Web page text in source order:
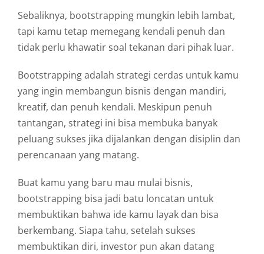
Sebaliknya, bootstrapping mungkin lebih lambat,
tapi kamu tetap memegang kendali penuh dan
tidak perlu khawatir soal tekanan dari pihak luar.
Bootstrappingadalah strategi cerdas untuk kamu
yang ingin membangun bisnis dengan mandiri,
kreatif, dan penuh kendali. Meskipun penuh
tantangan, strategi ini bisa membuka banyak
peluang sukses jika dijalankan dengan disiplin dan
perencanaan yang matang.
Buat kamu yang baru mau mulai bisnis,
bootstrapping bisa jadi batu loncatan untuk
membuktikan bahwa ide kamu layak dan bisa
berkembang. Siapa tahu, setelah sukses
membuktikan diri, investor pun akan datang